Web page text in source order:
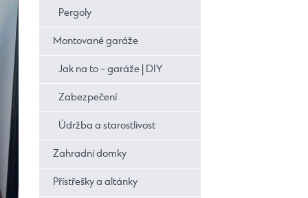
Pergoly
Montované garáže
Jak na to – garáže | DIY
Zabezpečení
Údržba a starostlivost
Zahradní domky
Přístřešky a altánky